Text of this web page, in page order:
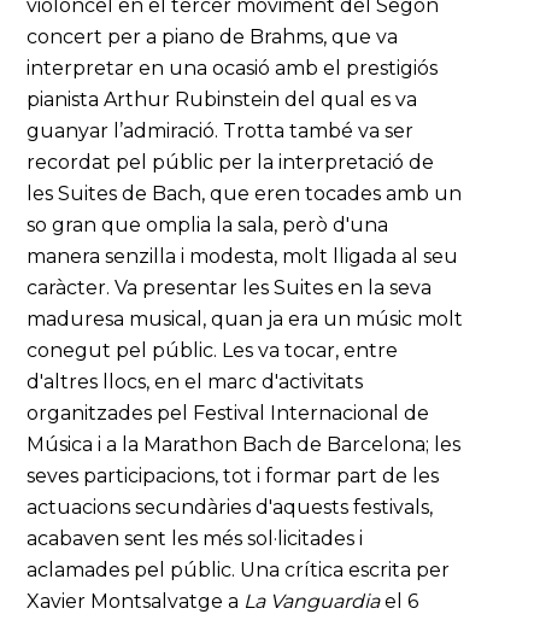
violoncel en el tercer moviment del Segon
concert per a piano de Brahms, que va
interpretar en una ocasió amb el prestigiós
pianista Arthur Rubinstein del qual es va
guanyar l’admiració. Trotta també va ser
recordat pel públic per la interpretació de
les Suites de Bach, que eren tocades amb un
so gran que omplia la sala, però d'una
manera senzilla i modesta, molt lligada al seu
caràcter. Va presentar les Suites en la seva
maduresa musical, quan ja era un músic molt
conegut pel públic. Les va tocar, entre
d'altres llocs, en el marc d'activitats
organitzades pel Festival Internacional de
Música i a la Marathon Bach de Barcelona; les
seves participacions, tot i formar part de les
actuacions secundàries d'aquests festivals,
acabaven sent les més sol·licitades i
aclamades pel públic. Una crítica escrita per
Xavier Montsalvatge a La Vanguardiael 6